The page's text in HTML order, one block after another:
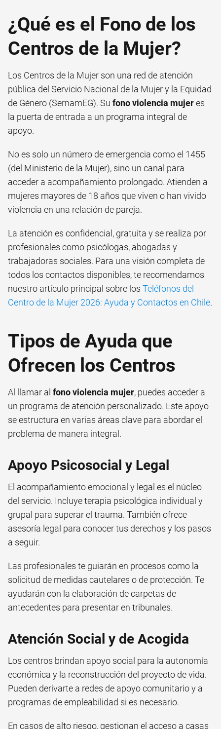
¿Qué es el Fono de los
Centros de la Mujer?
Los Centros de la Mujer son una red de atención
pública del Servicio Nacional de la Mujer y la Equidad
de Género (SernamEG). Su fono violencia mujeres
la puerta de entrada a un programa integral de
apoyo.
No es solo un número de emergencia como el 1455
(del Ministerio de la Mujer), sino un canal para
acceder a acompañamiento prolongado. Atienden a
mujeres mayores de 18 años que viven o han vivido
violencia en una relación de pareja.
La atención es confidencial, gratuita y se realiza por
profesionales como psicólogas, abogadas y
trabajadoras sociales. Para una visión completa de
todos los contactos disponibles, te recomendamos
nuestro artículo principal sobre los Teléfonos del
Centro de la Mujer 2026: Ayuda y Contactos en Chile.
Tipos de Ayuda que
Ofrecen los Centros
Al llamar al fono violencia mujer, puedes acceder a
un programa de atención personalizado. Este apoyo
se estructura en varias áreas clave para abordar el
problema de manera integral.
Apoyo Psicosocial y Legal
El acompañamiento emocional y legal es el núcleo
del servicio. Incluye terapia psicológica individual y
grupal para superar el trauma. También ofrece
asesoría legal para conocer tus derechos y los pasos
a seguir.
Las profesionales te guiarán en procesos como la
solicitud de medidas cautelares o de protección. Te
ayudarán con la elaboración de carpetas de
antecedentes para presentar en tribunales.
Atención Social y de Acogida
Los centros brindan apoyo social para la autonomía
económica y la reconstrucción del proyecto de vida.
Pueden derivarte a redes de apoyo comunitario y a
programas de empleabilidad si es necesario.
En casos de alto riesgo, gestionan el acceso a casas